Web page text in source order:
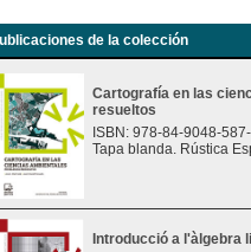
de la colección
Cartografía en las
resueltos
ISBN: 978-84-9048-
Tapa blanda. Rústica
Introducció a l'àlgebra